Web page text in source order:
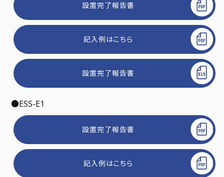
設置完了報告書
記入例はこちら
設置完了報告書
●ESS-E1
設置完了報告書
記入例はこちら